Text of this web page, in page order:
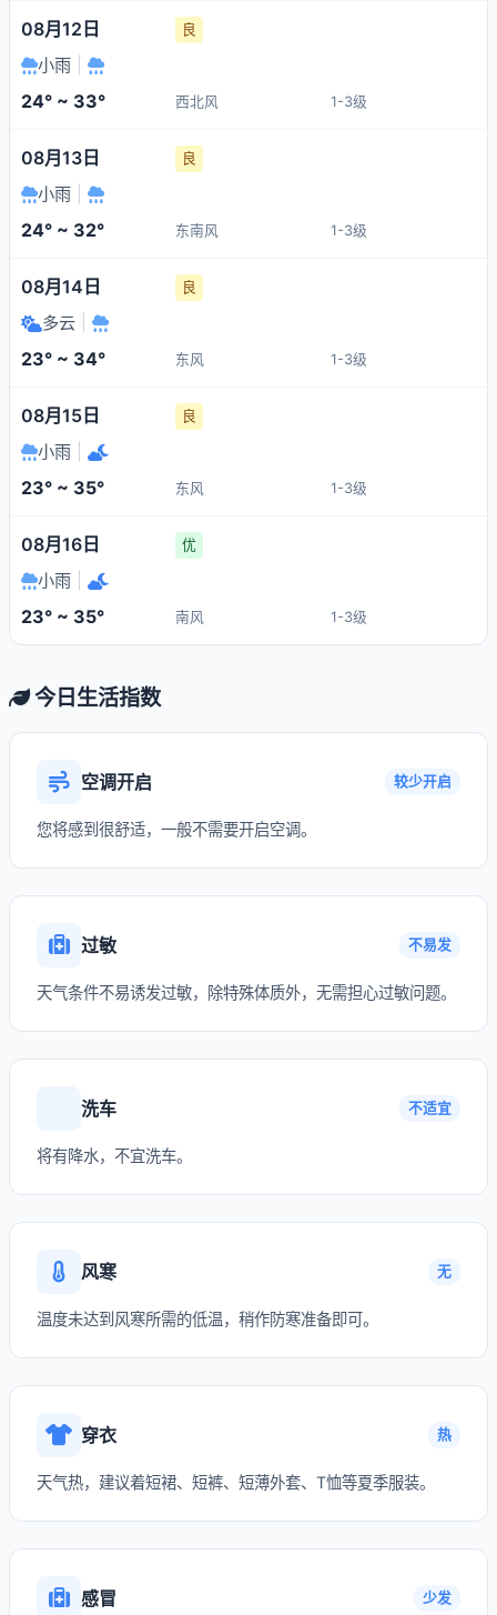
08月12日 良
小雨
24° ~ 33° 西北风 1-3级
08月13日 良
小雨
24° ~ 32° 东南风 1-3级
08月14日 良
多云
23° ~ 34° 东风 1-3级
08月15日 良
小雨
23° ~ 35° 东风 1-3级
08月16日 优
小雨
23° ~ 35° 南风 1-3级
今日生活指数
空调开启 较少开启
您将感到很舒适，一般不需要开启空调。
过敏 不易发
天气条件不易诱发过敏，除特殊体质外，无需担心过敏问题。
洗车 不适宜
将有降水，不宜洗车。
风寒 无
温度未达到风寒所需的低温，稍作防寒准备即可。
穿衣 热
天气热，建议着短裙、短裤、短薄外套、T恤等夏季服装。
感冒 少发